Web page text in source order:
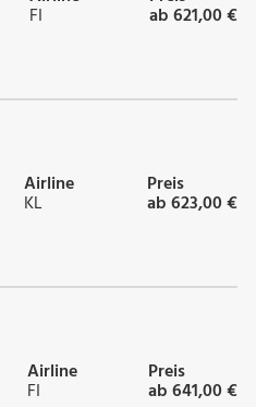
FI ab 621,00 €
Airline
KL
Preis
ab 623,00 €
Airline
FI
Preis
ab 641,00 €